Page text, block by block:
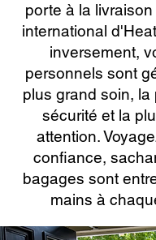
porte à la
international
inversement,
personnels sont
plus grand soin, la
sécurité et la
attention.
confiance,
bagages sont
mains à